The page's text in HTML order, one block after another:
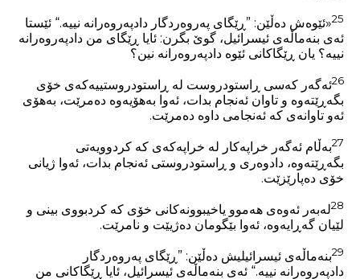
25«ئێوەش دەڵێن: ”ڕێگای پەروەردگار دادپەروەرانە نییە.“ ئێستا
ئەی بنەماڵەی ئیسرائیل، گوێ بگرن: ئایا ڕێگای من دادپەروەرانە
نییە؟ یان ڕێگاکانی ئێوە دادپەروەرانە نین؟
26ئەگەر کەسی ڕاستودروست لە ڕاستودروستییەکەی خۆی
بگەڕێتەوە و تاوان ئەنجام بدات، ئەوا بەهۆیەوە دەمرێت، بەهۆی
ئەو تاوانەی کە ئەنجامی داوە دەمرێت.
27بەڵام ئەگەر خراپەکار لە خراپەکەی کە کردوویەتی
بگەڕێتەوە، دادوەری و ڕاستودروستی ئەنجام بدات، ئەوا ژیانی
خۆی دەپارێزێت.
28لەبەر ئەوەی هەموو یاخیبوونەکانی خۆی کە کردبووی بینی و
لێیان گەڕایەوە، ئەوا بێگومان دەژیێت و نامرێت.
29بنەماڵەی ئیسرائیلیش دەڵێن: ”ڕێگای پەروەردگار
دادپەروەرانە نییە.“ ئەی بنەماڵەی ئیسرائیل، ئایا ڕێگاکانی من